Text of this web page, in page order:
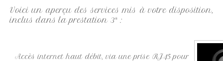
Voici un aperçu des services mis à votre disposition,
inclus dans la prestation 3* :
Accès internet haut débit, via une prise RJ45 pour